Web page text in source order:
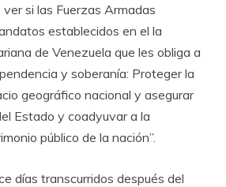
si las Fuerzas Armadas
establecidos en el la
de Venezuela que les obliga a
y soberanía: Proteger la
geográfico nacional y asegurar
Estado y coadyuvar a la
público de la nación”.
días transcurridos después del